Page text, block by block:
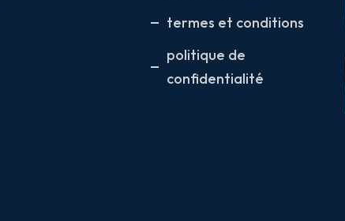
termes et conditions
politique de
confidentialité